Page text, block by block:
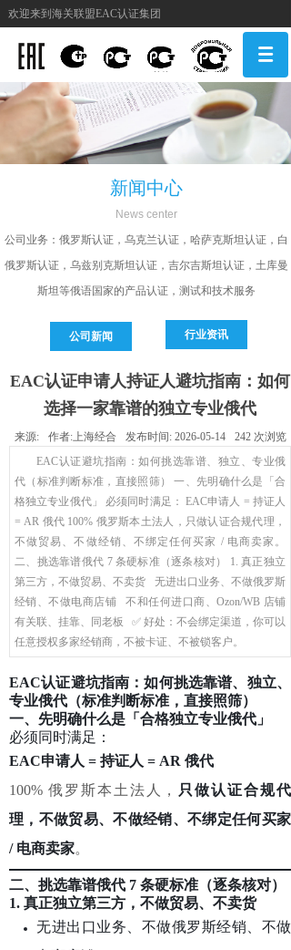
欢迎来到海关联盟EAC认证集团
新闻中心
News center
公司 业务：俄罗斯认证，乌克兰认证，哈萨克斯坦认证，白
俄罗斯认证，乌兹别克斯坦认证，吉尔吉斯坦认证，土库曼
斯坦等俄语国家的产品认证，测试和技术服务
行业资讯
公司新闻
EAC认证申请人持证人避坑指南：如何
选择一家靠谱的独立专业俄代
来源: 作者:上海经合 发布时间: 2026-05-14 242 次浏览
EAC认证避坑指南：如何挑选靠谱、独立、专业俄
代（标准判断标准，直接照筛） 一、先明确什么是「合
格独立专业俄代」 必须同时满足： EAC申请人 = 持证人
= AR 俄代 100% 俄罗斯本土法人，只做认证合规代理，
不做贸易、不做经销、不绑定任何买家 / 电商卖家。
二、挑选靠谱俄代 7 条硬标准（逐条核对） 1. 真正独立
第三方，不做贸易、不卖货 无进出口业务、不做俄罗斯
经销、不做电商店铺 不和任何进口商、Ozon/WB 店铺
有关联、挂靠、同老板 ✅ 好处：不会绑定渠道，你可以
任意授权多家经销商，不被卡证、不被锁客户。
EAC认证避坑指南：如何挑选靠谱、独立、
专业俄代 （标准判断标准，直接照筛）
一、先明确什么是「合格独立专业俄代」
必须同时满足：
EAC申请人 = 持证人 = AR 俄代
100% 俄罗斯本土法人， 只做认证合规代
理，不做贸易、不做经销、不绑定任何买家
/ 电商卖家。
二、挑选靠谱俄代 7 条硬标准（逐条核对）
1. 真正独立第三方， 不做贸易、不卖货
无进出口业务、不做俄罗斯经销、不做